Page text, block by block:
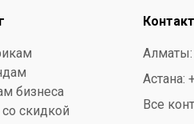
бизнеса
скидкой
Алматы:
Астана:
Все